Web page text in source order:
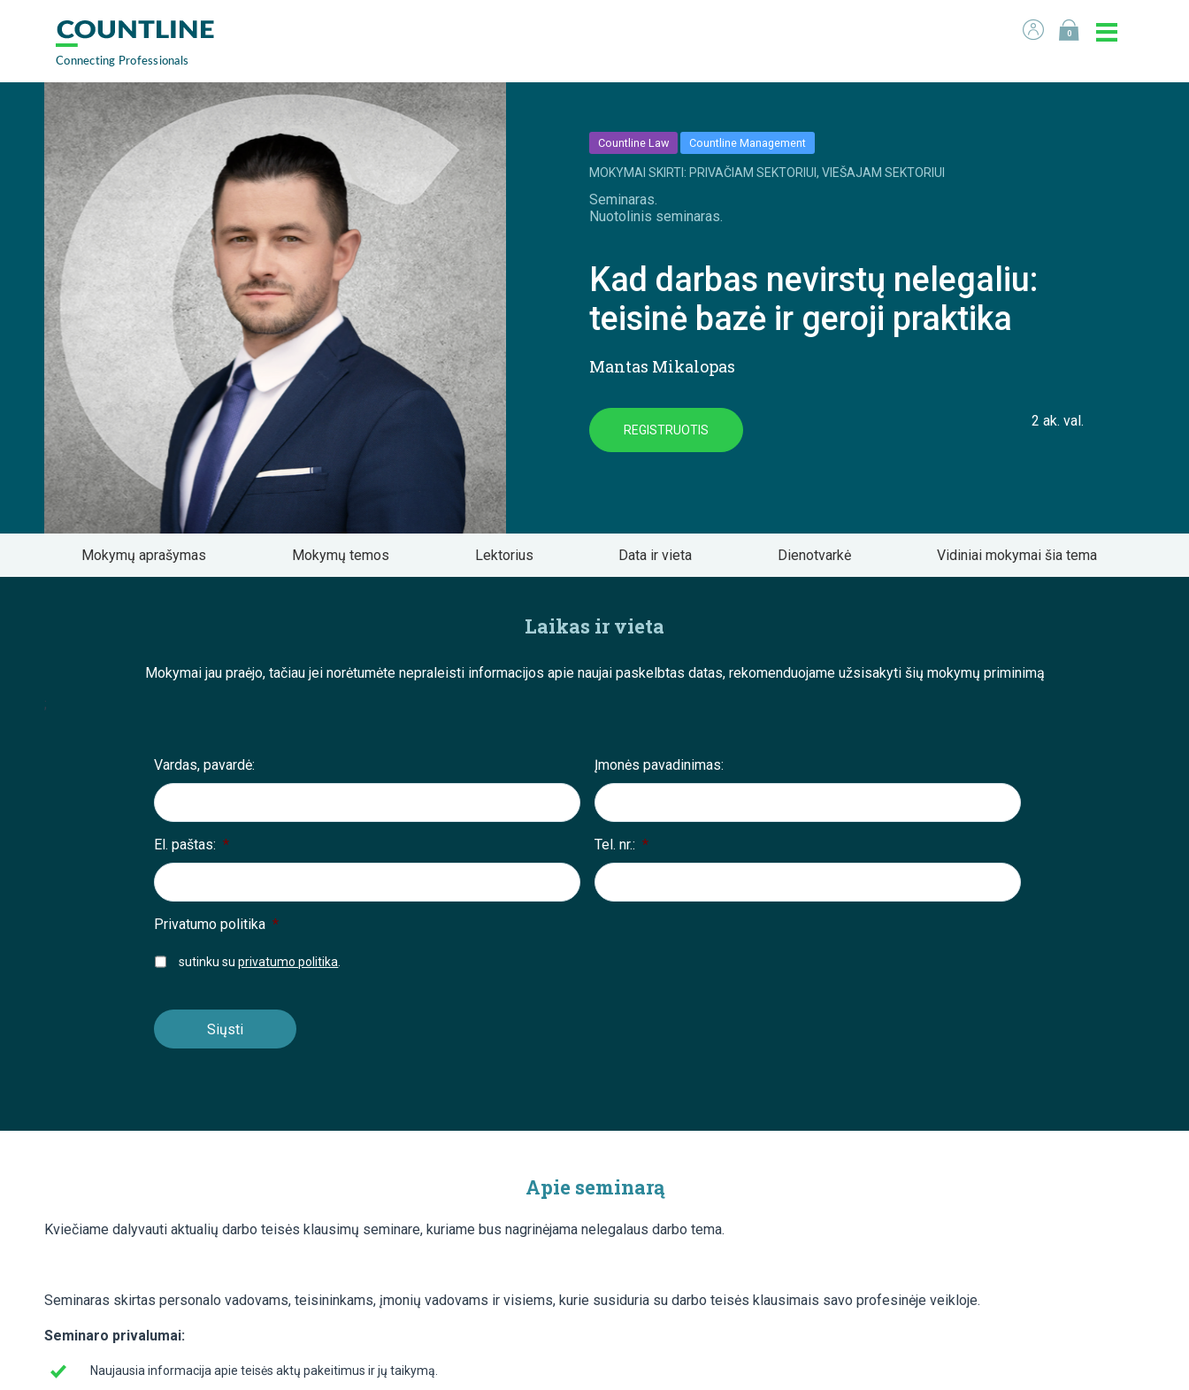
0
Countline Law Countline Management
MOKYMAI SKIRTI: PRIVAČIAM SEKTORIUI, VIEŠAJAM SEKTORIUI
Seminaras.
Nuotolinis seminaras.
Kad darbas nevirstų nelegaliu:
teisinė bazė ir geroji praktika
Mantas Mikalopas
REGISTRUOTIS
2 ak. val.
Mokymų aprašymas Mokymų temos Lektorius Data ir vieta Dienotvarkė Vidiniai mokymai šia tema
Laikas ir vieta
Mokymai jau praėjo, tačiau jei norėtumėte nepraleisti informacijos apie naujai paskelbtas datas, rekomenduojame užsisakyti šių mokymų priminimą
;
Vardas, pavardė: Įmonės pavadinimas:
El. paštas: * Tel. nr.: *
Privatumo politika *
sutinku suprivatumo politika
Apie seminarą
Kviečiame dalyvauti aktualių darbo teisės klausimų seminare, kuriame bus nagrinėjama nelegalaus darbo tema.
Seminaras skirtas personalo vadovams, teisininkams, įmonių vadovams ir visiems, kurie susiduria su darbo teisės klausimais savo profesinėje veikloje.
Seminaro privalumai:
Naujausia informacija apie teisės aktų pakeitimus ir jų taikymą.